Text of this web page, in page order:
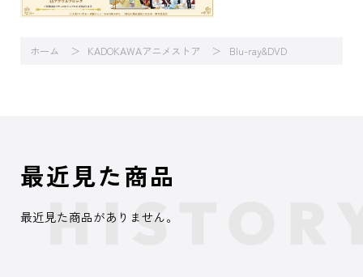
ホーム KADOKAWAアニメストア Blu-ray&DVD
最近見た商品
最近見た商品がありません。